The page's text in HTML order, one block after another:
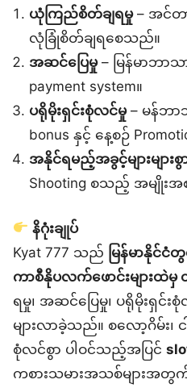
ယုံကြည်စိတ်ချရမှု– အင်တ
လုံခြုံစိတ်ချရစေသည်။
အဆင်ပြေမှု– မြန်မာဘာ
payment system။
ပရိုမိုးရှင်းစုံလင်မှု– မန်ဘ
bonus နှင့် နေ့စဉ်
အနိုင်ရမည့်အခွင့်များများစွ
Shooting စသည့် အမျိုးအစ
နိဂုံးချုပ်
Kyat 777 သည် မြန်မာနိုင်ငံ
ကာစီနိုပလက်ဖောင်းများထဲမှ
ရမှု၊ အဆင်ပြေမှု၊ ပရိုမိုးရှ
များလာခဲ့သည်။ စလော့ဂိမ်း၊ င
စုံလင်စွာ ပါဝင်သည့်အပြင်
ကစားသမားအသစ်များအ